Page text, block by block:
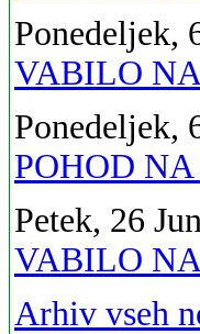
Ponedeljek,
VABILO
Ponedeljek,
POHOD
Petek, 26
VABILO
Arhiv vseh